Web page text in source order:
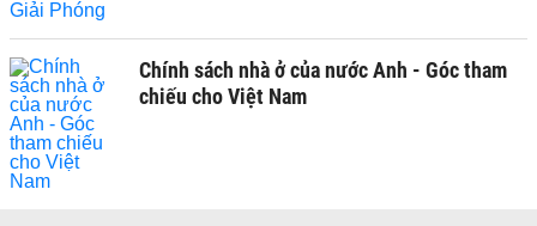
Chính sách nhà ở của nước Anh - Góc tham
chiếu cho Việt Nam